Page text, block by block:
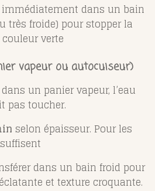
dans un bain
très froide) pour stopper la
verte
vapeur ou autocuiseur)
un panier vapeur, l’eau
pas toucher.
selon épaisseur. Pour les
dans un bain froid pour
et texture croquante.